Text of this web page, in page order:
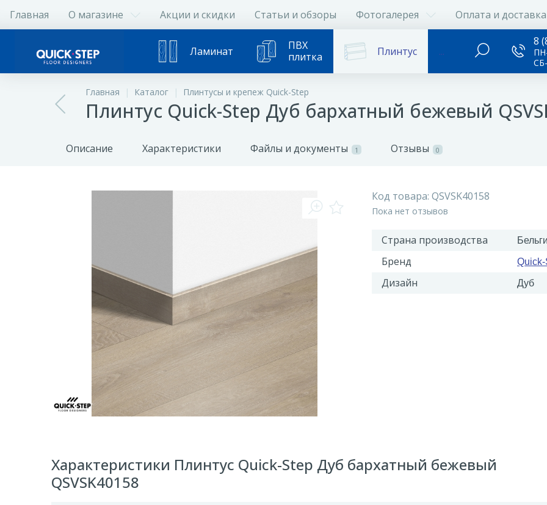
Главная О магазине Акции и скидки Статьи и обзоры Фотогалерея Оплата и доставка
Ламинат
ПВХ
плитка
Плинтус ...
8
Главная Каталог Плинтусы и крепеж Quick-Step
Плинтус Quick-Step Дуб бархатный бежевый
Описание Характеристики Файлы и документы 1 Отзывы 0
Код товара: QSVSK40158
Пока нет отзывов
Страна производства
Бренд
Дизайн Дуб
Характеристики Плинтус Quick-Step Дуб бархатный бежевый
QSVSK40158